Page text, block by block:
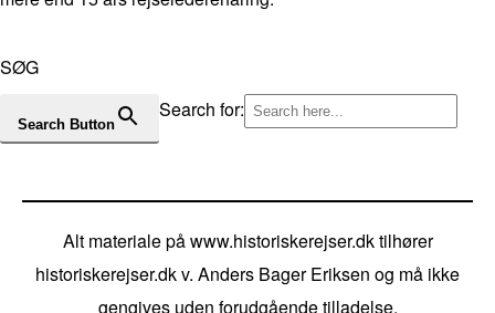
SØG
Search for:
Search Button
Alt materiale på www.historiskerejser.dk tilhører
historiskerejser.dk v. Anders Bager Eriksen og må ikke
gengives uden forudgående tilladelse.